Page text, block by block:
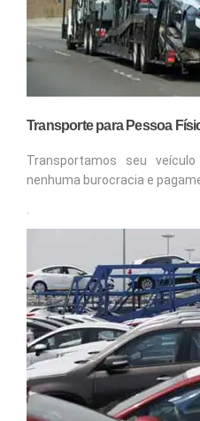
Transporte para Pessoa
Transportamos seu
nenhuma burocracia e